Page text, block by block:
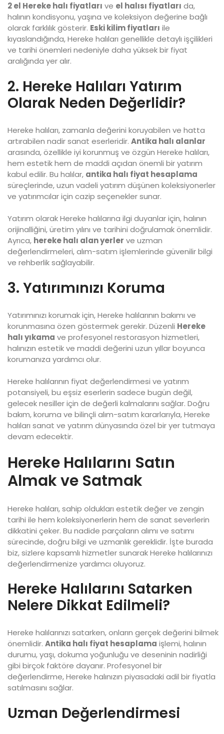
2 el Hereke halı fiyatları ve el halısı fiyatları da,
halının kondisyonu, yaşına ve koleksiyon değerine bağlı
olarak farklılık gösterir. Eski kilim fiyatları ile
kıyaslandığında, Hereke halıları genellikle detaylı işçilikleri
ve tarihi önemleri nedeniyle daha yüksek bir fiyat
aralığında yer alır.
2. Hereke Halıları Yatırım
Olarak Neden Değerlidir?
Hereke halıları, zamanla değerini koruyabilen ve hatta
artırabilen nadir sanat eserleridir. Antika halı alanlar
arasında, özellikle iyi korunmuş ve özgün Hereke halıları,
hem estetik hem de maddi açıdan önemli bir yatırım
kabul edilir. Bu halılar, antika halı fiyat hesaplama
süreçlerinde, uzun vadeli yatırım düşünen koleksiyonerler
ve yatırımcılar için cazip seçenekler sunar.
Yatırım olarak Hereke halılarına ilgi duyanlar için, halının
orijinalliğini, üretim yılını ve tarihini doğrulamak önemlidir.
Ayrıca, hereke halı alan yerler ve uzman
değerlendirmeleri, alım-satım işlemlerinde güvenilir bilgi
ve rehberlik sağlayabilir.
3. Yatırımınızı Koruma
Yatırımınızı korumak için, Hereke halılarının bakımı ve
korunmasına özen göstermek gerekir. Düzenli Hereke
halı yıkama ve profesyonel restorasyon hizmetleri,
halınızın estetik ve maddi değerini uzun yıllar boyunca
korumanıza yardımcı olur.
Hereke halılarının fiyat değerlendirmesi ve yatırım
potansiyeli, bu eşsiz eserlerin sadece bugün değil,
gelecek nesiller için de değerli kalmalarını sağlar. Doğru
bakım, koruma ve bilinçli alım-satım kararlarıyla, Hereke
halıları sanat ve yatırım dünyasında özel bir yer tutmaya
devam edecektir.
Hereke Halılarını Satın
Almak ve Satmak
Hereke halıları, sahip oldukları estetik değer ve zengin
tarihi ile hem koleksiyonerlerin hem de sanat severlerin
dikkatini çeker. Bu nadide parçaların alımı ve satımı
sürecinde, doğru bilgi ve uzmanlık gereklidir. İşte burada
biz, sizlere kapsamlı hizmetler sunarak Hereke halılarınızı
değerlendirmenize yardımcı oluyoruz.
Hereke Halılarını Satarken
Nelere Dikkat Edilmeli?
Hereke halılarınızı satarken, onların gerçek değerini bilmek
önemlidir. Antika halı fiyat hesaplama işlemi, halının
durumu, yaşı, dokuma yoğunluğu ve deseninin nadirliği
gibi birçok faktöre dayanır. Profesyonel bir
değerlendirme, Hereke halınızın piyasadaki adil bir fiyatla
satılmasını sağlar.
Uzman Değerlendirmesi